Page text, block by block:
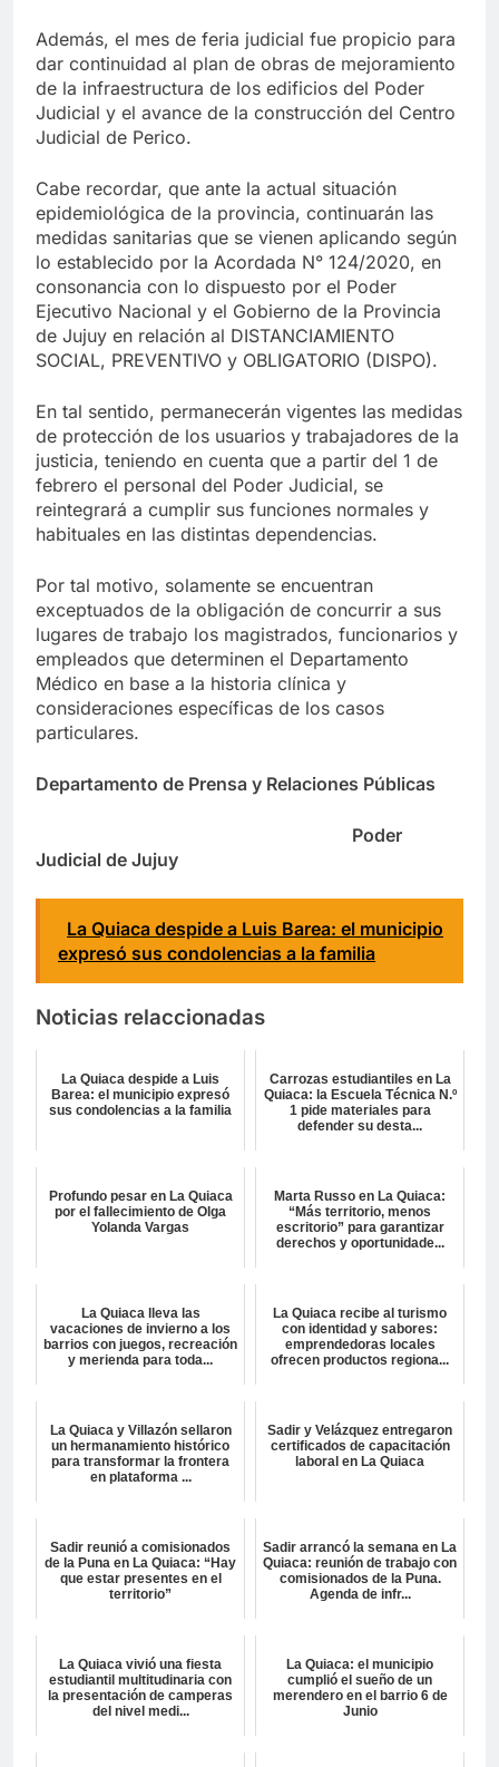
Además, el mes de feria judicial fue propicio para
dar continuidad al plan de obras de mejoramiento
de la infraestructura de los edificios del Poder
Judicial y el avance de la construcción del Centro
Judicial de Perico.
Cabe recordar, que ante la actual situación
epidemiológica de la provincia, continuarán las
medidas sanitarias que se vienen aplicando según
lo establecido por la Acordada N° 124/2020, en
consonancia con lo dispuesto por el Poder
Ejecutivo Nacional y el Gobierno de la Provincia
de Jujuy en relación al DISTANCIAMIENTO
SOCIAL, PREVENTIVO y OBLIGATORIO (DISPO).
En tal sentido, permanecerán vigentes las medidas
de protección de los usuarios y trabajadores de la
justicia, teniendo en cuenta que a partir del 1 de
febrero el personal del Poder Judicial, se
reintegrará a cumplir sus funciones normales y
habituales en las distintas dependencias.
Por tal motivo, solamente se encuentran
exceptuados de la obligación de concurrir a sus
lugares de trabajo los magistrados, funcionarios y
empleados que determinen el Departamento
Médico en base a la historia clínica y
consideraciones específicas de los casos
particulares.
Departamento de Prensa y Relaciones Públicas
Poder
Judicial de Jujuy
La Quiaca despide a Luis Barea: el municipio
expresó sus condolencias a la familia
Noticias relaccionadas
La Quiaca despide a Luis
Barea: el municipio expresó
sus condolencias a la familia
Carrozas estudiantiles en La
Quiaca: la Escuela Técnica N.º
1 pide materiales para
defender su desta...
Profundo pesar en La Quiaca
por el fallecimiento de Olga
Yolanda Vargas
Marta Russo en La Quiaca:
“Más territorio, menos
escritorio” para garantizar
derechos y oportunidade...
La Quiaca lleva las
vacaciones de invierno a los
barrios con juegos, recreación
y merienda para toda...
La Quiaca recibe al turismo
con identidad y sabores:
emprendedoras locales
ofrecen productos regiona...
La Quiaca y Villazón sellaron
un hermanamiento histórico
para transformar la frontera
en plataforma ...
Sadir y Velázquez entregaron
certificados de capacitación
laboral en La Quiaca
Sadir reunió a comisionados
de la Puna en La Quiaca: “Hay
que estar presentes en el
territorio”
Sadir arrancó la semana en La
Quiaca: reunión de trabajo con
comisionados de la Puna.
Agenda de infr...
La Quiaca vivió una fiesta
estudiantil multitudinaria con
la presentación de camperas
del nivel medi...
La Quiaca: el municipio
cumplió el sueño de un
merendero en el barrio 6 de
Junio